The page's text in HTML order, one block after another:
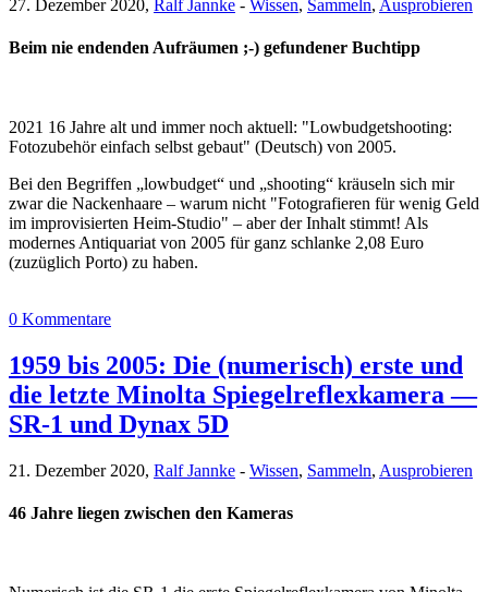
27. Dezember 2020, Ralf Jannke - Wissen, Sammeln, Ausprobieren
Beim nie endenden Aufräumen ;-) gefundener Buchtipp
2021 16 Jahre alt und immer noch aktuell: "Lowbudgetshooting:
Fotozubehör einfach selbst gebaut" (Deutsch) von 2005.
Bei den Begriffen „lowbudget“ und „shooting“ kräuseln sich mir
zwar die Nackenhaare – warum nicht "Fotografieren für wenig Geld
im improvisierten Heim-Studio" – aber der Inhalt stimmt! Als
modernes Antiquariat von 2005 für ganz schlanke 2,08 Euro
(zuzüglich Porto) zu haben.
0 Kommentare
1959 bis 2005: Die (numerisch) erste und
die letzte Minolta Spiegelreflexkamera —
SR-1 und Dynax 5D
21. Dezember 2020, Ralf Jannke - Wissen, Sammeln, Ausprobieren
46 Jahre liegen zwischen den Kameras